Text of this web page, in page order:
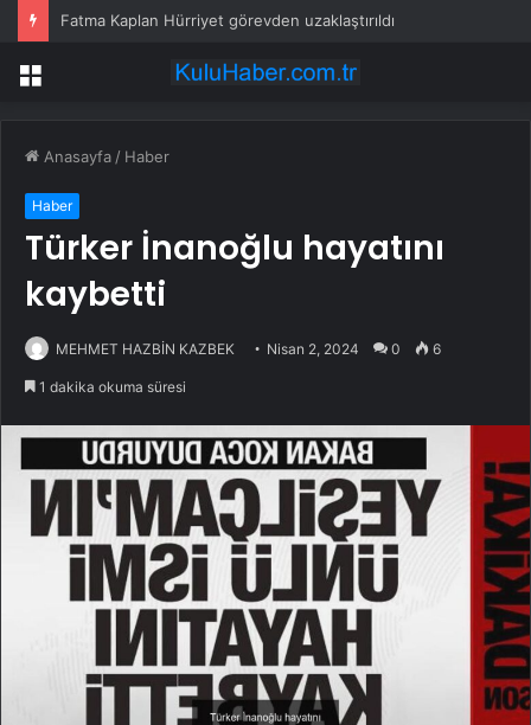
Fatma Kaplan Hürriyet görevden uzaklaştırıldı
Menü
Anasayfa / Haber
Haber
Türker İnanoğlu hayatını
kaybetti
MEHMET HAZBİN KAZBEK Nisan 2, 2024 0 6
1 dakika okuma süresi